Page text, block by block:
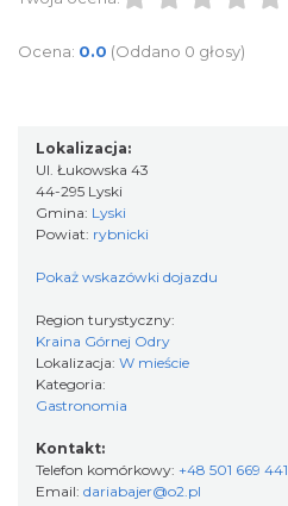
Ocena: 0.0 (Oddano 0 głosy)
Lokalizacja:
Ul. Łukowska 43
44-295 Lyski
Gmina: Lyski
Powiat: rybnicki
Pokaż wskazówki dojazdu
Region turystyczny:
Kraina Górnej Odry
Lokalizacja: W mieście
Kategoria:
Gastronomia
Kontakt:
Telefon komórkowy: +48 501 669 441
Email: dariabajer@o2.pl